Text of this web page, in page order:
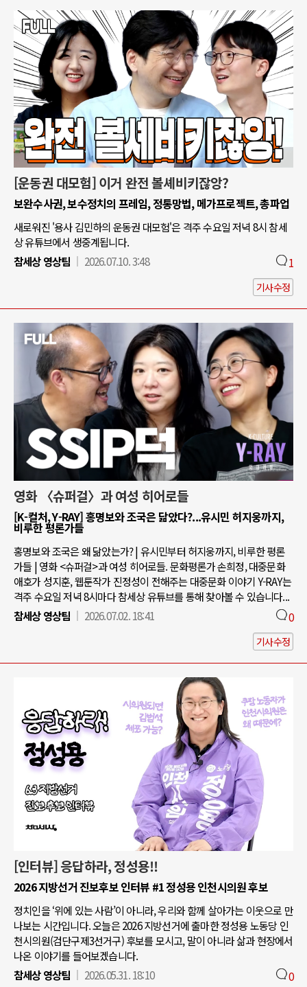
[운동권 대모험] 이거 완전 볼셰비키잖앙?
보완수사권, 보수정치의 프레임, 정통망법, 메가프로젝트, 총파업
새로워진 '용사 김민하의 운동권 대모험'은 격주 수요일 저녁 8시 참세
상 유튜브에서 생중계됩니다.
참세상 영상팀
2026.07.10. 3:48 1
기사수정
영화 〈슈퍼걸〉과 여성 히어로들
[K-컬처, Y-RAY] 홍명보와 조국은 닮았다?...유시민 허지웅까지,
비루한 평론가들
홍명보와 조국은 왜 닮았는가? | 유시민부터 허지웅까지, 비루한 평론
가들 | 영화 <슈퍼걸>과 여성 히어로들. 문화평론가 손희정, 대중문화
애호가 성지훈, 웹툰작가 진정성이 전해주는 대중문화 이야기 Y-RAY는
격주 수요일 저녁 8시마다 참세상 유튜브를 통해 찾아볼 수 있습니다...
참세상 영상팀
2026.07.02. 18:41 0
기사수정
[인터뷰] 응답하라, 정성용!!
2026 지방선거 진보후보 인터뷰 #1 정성용 인천시의원 후보
정치인을 ‘위에 있는 사람’이 아니라, 우리와 함께 살아가는 이웃으로 만
나보는 시간입니다. 오늘은 2026 지방선거에 출마한 정성용 노동당 인
천시의원(검단구제3선거구) 후보를 모시고, 말이 아니라 삶과 현장에서
나온 이야기를 들어보겠습니다.
참세상 영상팀
2026.05.31. 18:10 0